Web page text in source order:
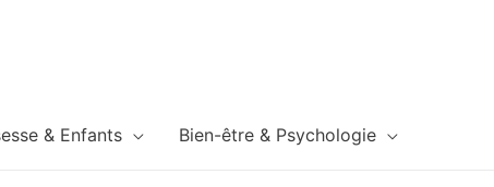
& Enfants Bien-être & Psychologie